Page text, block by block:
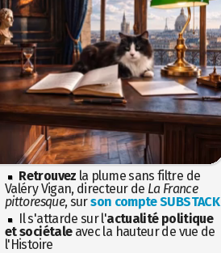
Retrouvez la plume sans filtre de
Valéry Vigan, directeur de La France
pittoresque, surson compte SUBSTACK
Il s'attarde sur l'actualité politique
et sociétaleavec la hauteur de vue de
l'Histoire